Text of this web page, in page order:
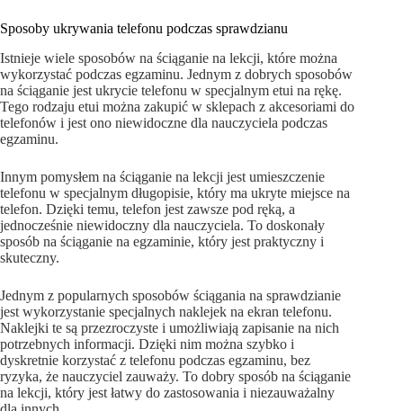
Sposoby ukrywania telefonu podczas sprawdzianu
Istnieje wiele sposobów na ściąganie na lekcji, które można
wykorzystać podczas egzaminu. Jednym z dobrych sposobów
na ściąganie jest ukrycie telefonu w specjalnym etui na rękę.
Tego rodzaju etui można zakupić w sklepach z akcesoriami do
telefonów i jest ono niewidoczne dla nauczyciela podczas
egzaminu.
Innym pomysłem na ściąganie na lekcji jest umieszczenie
telefonu w specjalnym długopisie, który ma ukryte miejsce na
telefon. Dzięki temu, telefon jest zawsze pod ręką, a
jednocześnie niewidoczny dla nauczyciela. To doskonały
sposób na ściąganie na egzaminie, który jest praktyczny i
skuteczny.
Jednym z popularnych sposobów ściągania na sprawdzianie
jest wykorzystanie specjalnych naklejek na ekran telefonu.
Naklejki te są przezroczyste i umożliwiają zapisanie na nich
potrzebnych informacji. Dzięki nim można szybko i
dyskretnie korzystać z telefonu podczas egzaminu, bez
ryzyka, że nauczyciel zauważy. To dobry sposób na ściąganie
na lekcji, który jest łatwy do zastosowania i niezauważalny